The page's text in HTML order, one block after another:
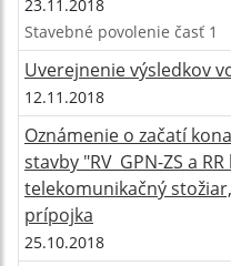
23.11.2018
Stavebné povolenie časť 1
Uverejnenie výsledkov
12.11.2018
Oznámenie o začatí
stavby "RV_GPN-ZS a
telekomunikačný
prípojka
25.10.2018